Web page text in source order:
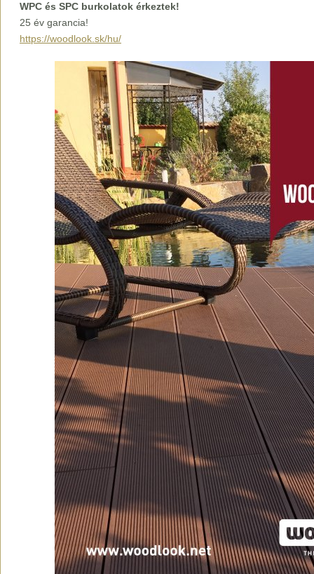
WPC és SPC burkolatok érkeztek!
25 év garancia!
https://woodlook.sk/hu/